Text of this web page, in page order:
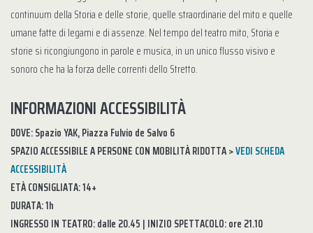
continuum della Storia e delle storie, quelle straordinarie del mito e quelle
umane fatte di legami e di assenze. Nel tempo del teatro mito, Storia e
storie si ricongiungono in parole e musica, in un unico flusso visivo e
sonoro che ha la forza delle correnti dello Stretto.
INFORMAZIONI ACCESSIBILITÀ
DOVE: Spazio YAK, Piazza Fulvio de Salvo 6
SPAZIO ACCESSIBILE A PERSONE CON MOBILITÀ RIDOTTA >VEDI SCHEDA
ACCESSIBILITÀ
ETÀ CONSIGLIATA: 14+
DURATA: 1h
INGRESSO IN TEATRO: dalle 20.45 | INIZIO SPETTACOLO: ore 21.10